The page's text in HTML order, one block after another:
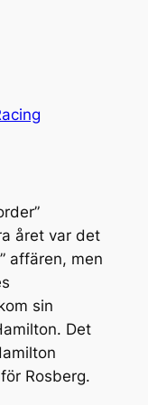
året var det
affären, men
sin
Det
Rosberg.